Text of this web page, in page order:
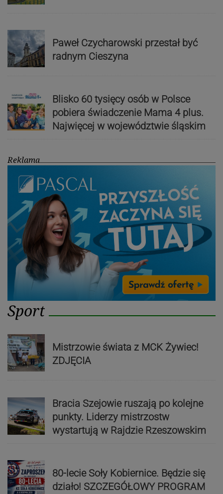
Paweł Czycharowski przestał być
radnym Cieszyna
Blisko 60 tysięcy osób w Polsce
pobiera świadczenie Mama 4 plus.
Najwięcej w województwie śląskim
Reklama
Sport
Mistrzowie świata z MCK Żywiec!
ZDJĘCIA
Bracia Szejowie ruszają po kolejne
punkty. Liderzy mistrzostw
wystartują w Rajdzie Rzeszowskim
80-lecie Soły Kobiernice. Będzie się
działo! SZCZEGÓŁOWY PROGRAM